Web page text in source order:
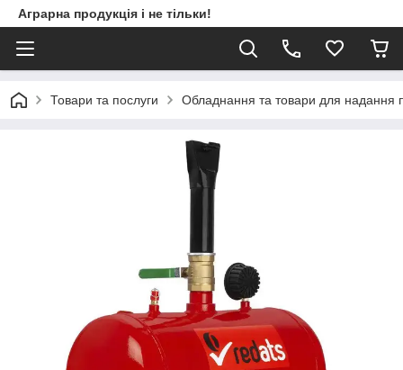
Аграрна продукція і не тільки!
Товари та послуги Обладнання та товари для надання